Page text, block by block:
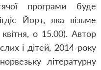
програми буде
Йорт, яка візьме
квітня, о 15.00). Автор
і дітей, 2014 року
літературну